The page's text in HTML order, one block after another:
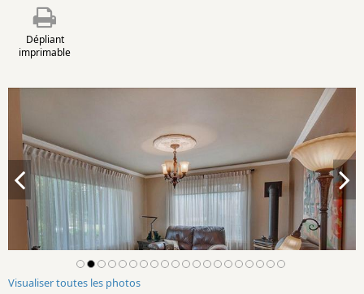
Dépliant
imprimable
Visualiser toutes les photos